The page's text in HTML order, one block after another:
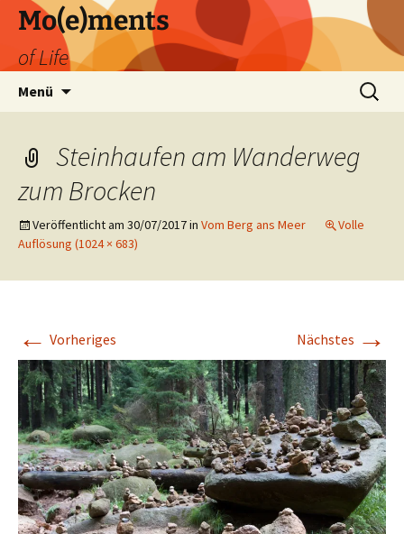
Zum
Inhalt
springen
Mo(e)ments
of Life
Menü
Suchen
nach:
Steinhaufen am Wanderweg
zum Brocken
Veröffentlicht am 30/07/2017in Vom Berg ans Meer
Volle
Auflösung (1024 × 683)
← Vorheriges Nächstes →